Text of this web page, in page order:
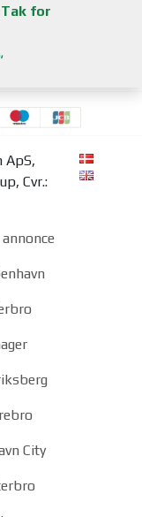
for
ApS,
Cvr.:
City